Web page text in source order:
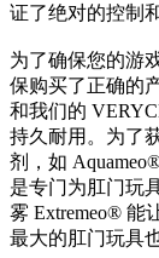
证了绝对的控制
为了确保您的游
保购买了正确的
和我们的
持久耐用。为了
剂，如
是专门为肛门玩
雾 Extremeo® 能
最大的肛门玩具